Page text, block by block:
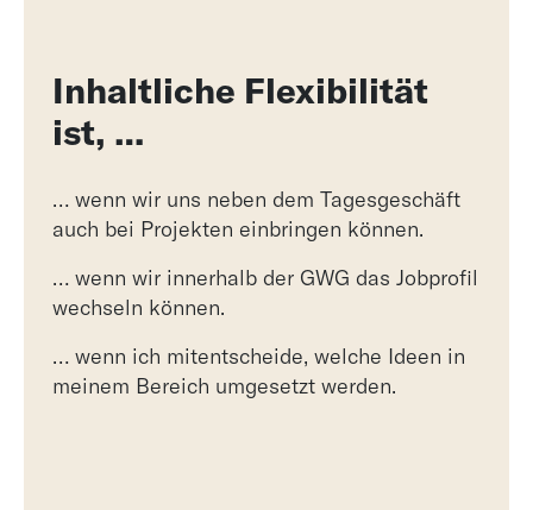
Inhaltliche Flexibilität
ist, …
… wenn wir uns neben dem Tagesgeschäft
auch bei Projekten einbringen können.
… wenn wir innerhalb der GWG das Jobprofil
wechseln können.
… wenn ich mitentscheide, welche Ideen in
meinem Bereich umgesetzt werden.